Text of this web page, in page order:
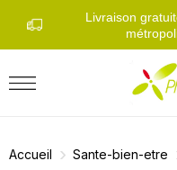
Livraison
Accueil Sante-bien-etre